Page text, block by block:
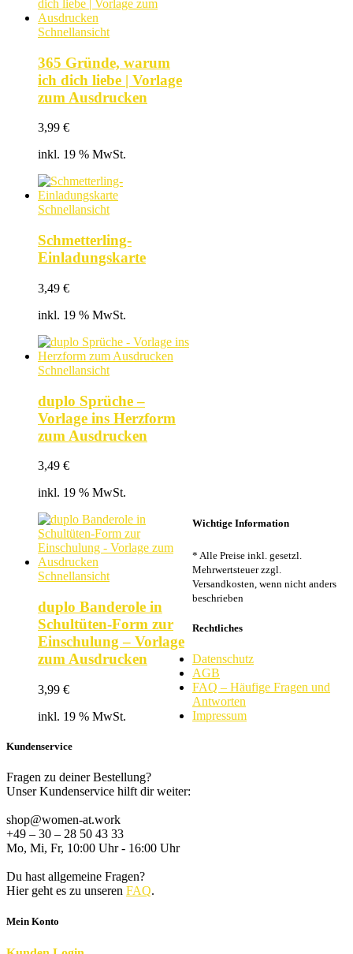
Schnellansicht
365 Gründe, warum
ich dich liebe | Vorlage
zum Ausdrucken
3,99 €
inkl. 19 % MwSt.
Schnellansicht
Schmetterling-
Einladungskarte
3,49 €
inkl. 19 % MwSt.
Schnellansicht
duplo Sprüche –
Vorlage ins Herzform
zum Ausdrucken
3,49 €
inkl. 19 % MwSt.
Schnellansicht
duplo Banderole in
Schultüten-Form zur
Einschulung – Vorlage
zum Ausdrucken
3,99 €
inkl. 19 % MwSt.
Wichtige Information
* Alle Preise inkl. gesetzl.
Mehrwertsteuer zzgl.
Versandkosten, wenn nicht anders
beschrieben
Rechtliches
Datenschutz
AGB
FAQ – Häufige Fragen und
Antworten
Impressum
Kundenservice
Fragen zu deiner Bestellung?
Unser Kundenservice hilft dir weiter:
shop@women-at.work
+49 – 30 – 28 50 43 33
Mo, Mi, Fr, 10:00 Uhr - 16:00 Uhr
Du hast allgemeine Fragen?
Hier geht es zu unseren FAQ.
Mein Konto